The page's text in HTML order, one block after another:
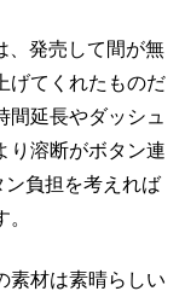
、発売して間が無
げてくれたものだ
間延長やダッシュ
り溶断がボタン連
負担を考えれば
素材は素晴らしい